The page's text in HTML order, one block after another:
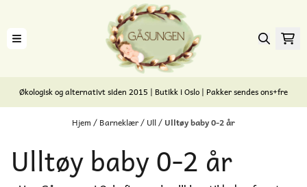
Økologisk og alternativt siden 2015 | Butikk i Oslo | Pakker sendes ons+fre
Hjem / Barneklær/ Ull/ Ulltøy baby 0-2 år
Ulltøy baby 0-2 år